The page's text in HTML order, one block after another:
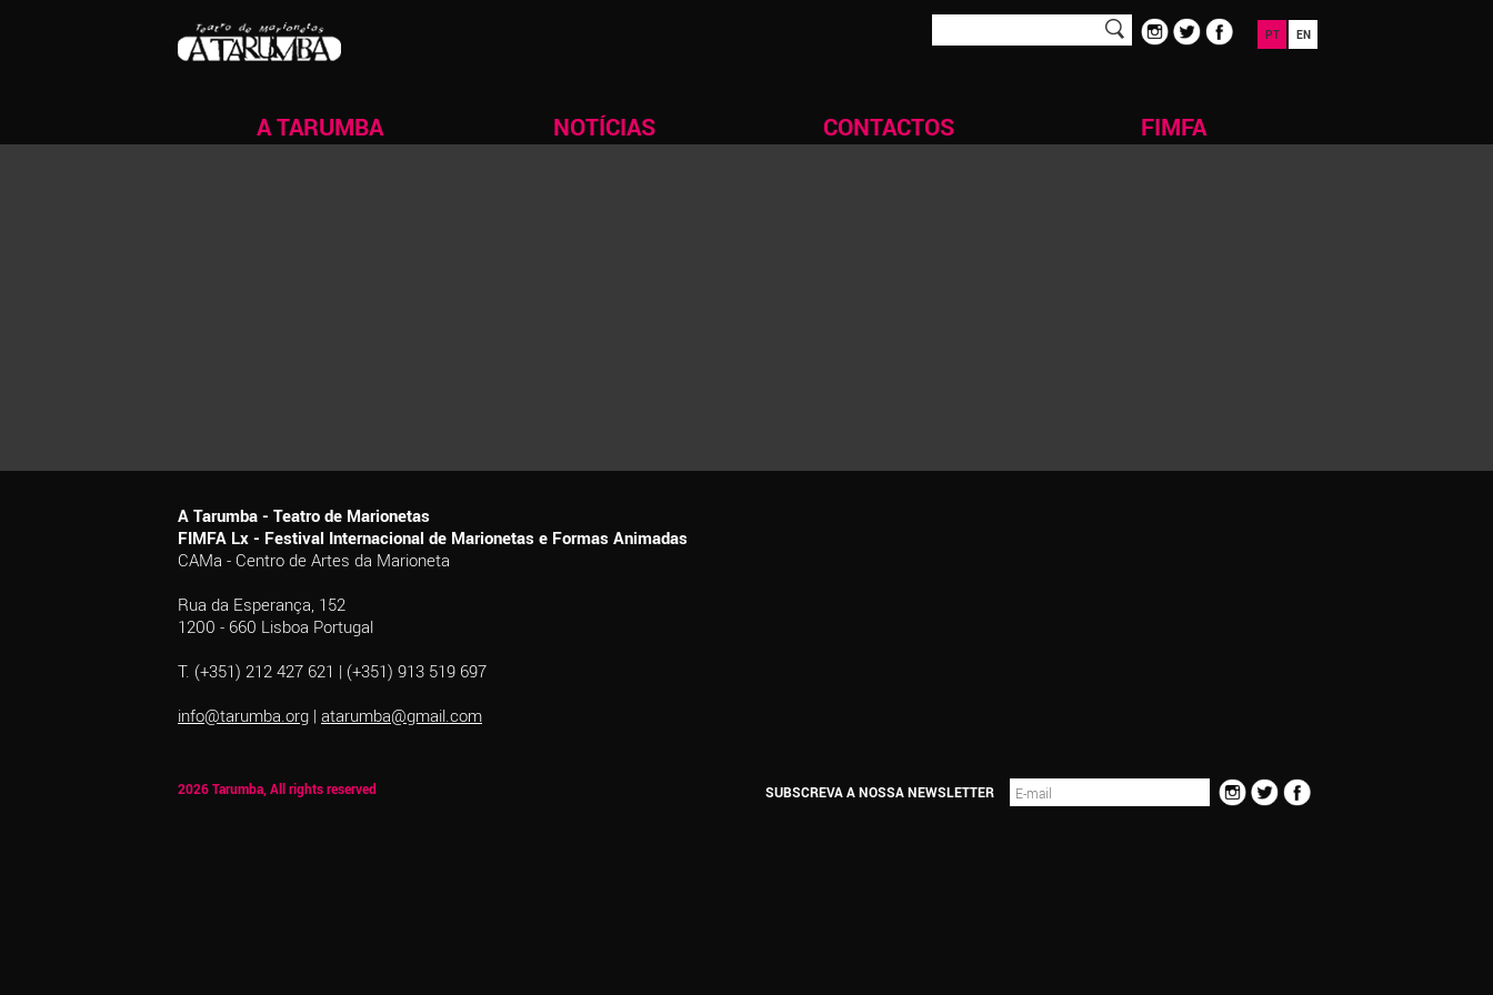
A TARUMBA NOTÍCIAS CONTACTOS FIMFA
PT EN
A Tarumba - Teatro de Marionetas
FIMFA Lx - Festival Internacional de Marionetas e Formas Animadas
CAMa - Centro de Artes da Marioneta
Rua da Esperança, 152
1200 - 660 Lisboa Portugal
T. (+351) 212 427 621 | (+351) 913 519 697
info@tarumba.org | atarumba@gmail.com
2026 Tarumba, All rights reserved SUBSCREVA A NOSSA NEWSLETTER